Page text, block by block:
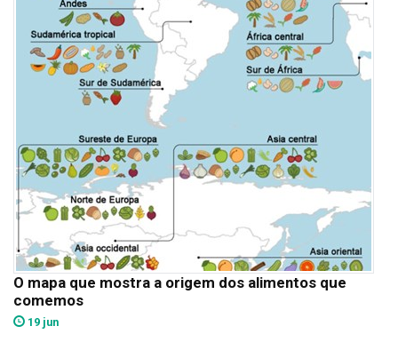
O mapa que mostra a origem dos alimentos que
comemos
19 jun